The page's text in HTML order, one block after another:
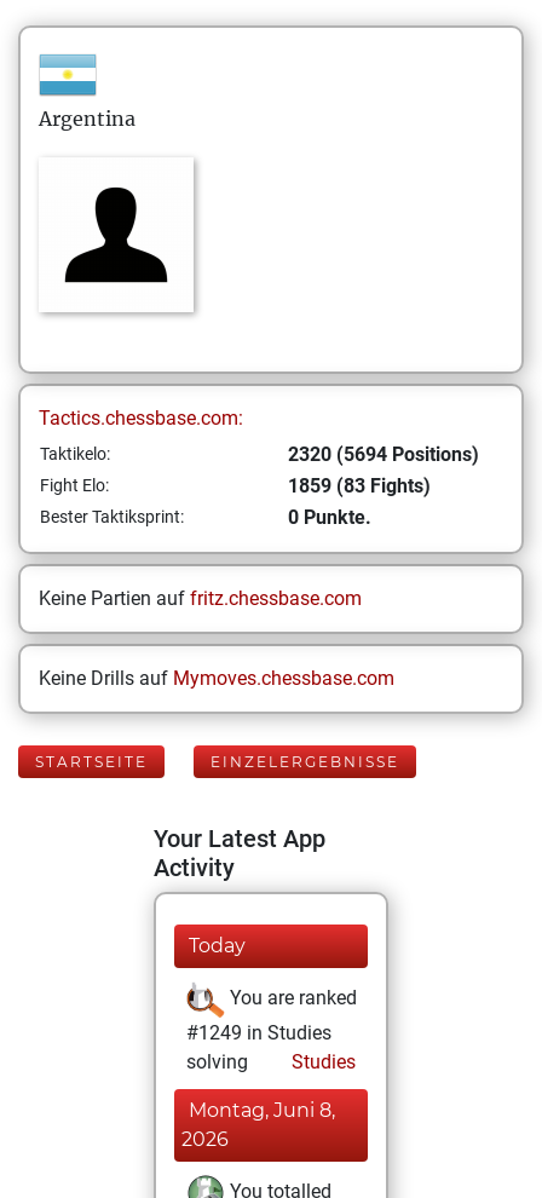
Argentina
Tactics.chessbase.com:
Taktikelo: 2320 (5694 Positions)
Fight Elo: 1859 (83 Fights)
Bester Taktiksprint: 0 Punkte.
Keine Partien auf fritz.chessbase.com
Keine Drills auf Mymoves.chessbase.com
STARTSEITE EINZELERGEBNISSE
Your Latest App
Activity
Today
You are ranked
#1249 in Studies
solving
Studies
Montag, Juni 8,
2026
You totalled